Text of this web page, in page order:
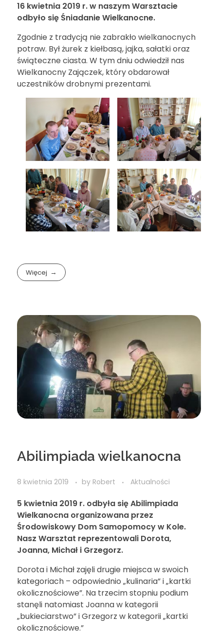
16 kwietnia 2019 r. w naszym Warsztacie
odbyło się Śniadanie Wielkanocne.
Zgodnie z tradycją nie zabrakło wielkanocnych
potraw. Był żurek z kiełbasą, jajka, sałatki oraz
świąteczne ciasta. W tym dniu odwiedził nas
Wielkanocny Zajączek, który obdarował
uczestników drobnymi prezentami.
Więcej
Abilimpiada wielkanocna
8 kwietnia 2019 by Robert Aktualności
5 kwietnia 2019 r. odbyła się Abilimpiada
Wielkanocna organizowana przez
Środowiskowy Dom Samopomocy w Kole.
Nasz Warsztat reprezentowali Dorota,
Joanna, Michał i Grzegorz.
Dorota i Michał zajęli drugie miejsca w swoich
kategoriach – odpowiednio „kulinaria” i „kartki
okolicznościowe”. Na trzecim stopniu podium
stanęli natomiast Joanna w kategorii
„bukieciarstwo” i Grzegorz w kategorii „kartki
okolicznościowe.”